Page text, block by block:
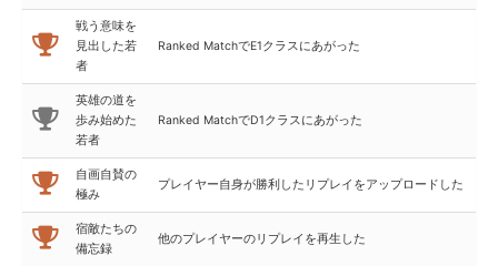
戦う意味を
見出した若
者
Ranked MatchでE1クラスにあがった
英雄の道を
歩み始めた
若者
Ranked MatchでD1クラスにあがった
自画自賛の
極み
プレイヤー自身が勝利したリプレイをアップロードした
宿敵たちの
備忘録
他のプレイヤーのリプレイを再生した